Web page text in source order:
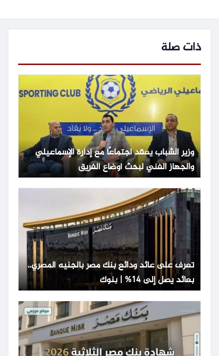
ذات صلة
وزير الشباب يعقد اجتماعًا مع إدارة الإسماعيلي
والجهاز الفني لبحث أوضاع الفريق
تعرف على عائد ودائع بنك مصر بالجنيه المصري..
بعائد يصل إلى 14% | بنوك